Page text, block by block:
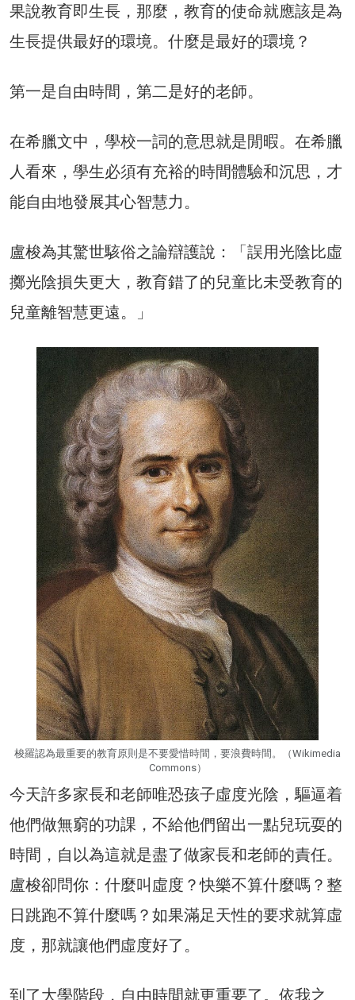
果說教育即生長，那麼，教育的使命就應該是為
生長提供最好的環境。什麼是最好的環境？
第一是自由時間，第二是好的老師。
在希臘文中，學校一詞的意思就是閒暇。在希臘
人看來，學生必須有充裕的時間體驗和沉思，才
能自由地發展其心智慧力。
盧梭為其驚世駭俗之論辯護說：「誤用光陰比虛
擲光陰損失更大，教育錯了的兒童比未受教育的
兒童離智慧更遠。」
梭羅認為最重要的教育原則是不要愛惜時間，要浪費時間。（Wikimedia
Commons）
今天許多家長和老師唯恐孩子虛度光陰，驅逼着
他們做無窮的功課，不給他們留出一點兒玩耍的
時間，自以為這就是盡了做家長和老師的責任。
盧梭卻問你：什麼叫虛度？快樂不算什麼嗎？整
日跳跑不算什麼嗎？如果滿足天性的要求就算虛
度，那就讓他們虛度好了。
到了大學階段，自由時間就更重要了。依我之